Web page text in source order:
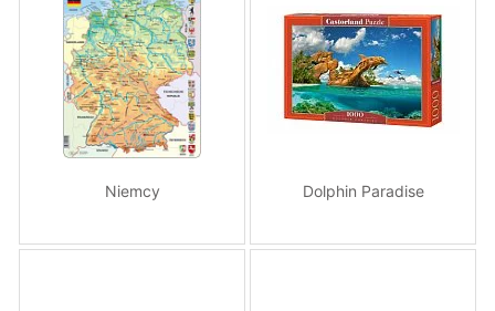
Niemcy Dolphin Paradise